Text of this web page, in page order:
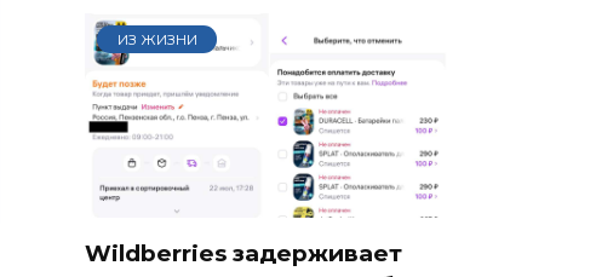
ИЗ ЖИЗНИ
Wildberries задерживает